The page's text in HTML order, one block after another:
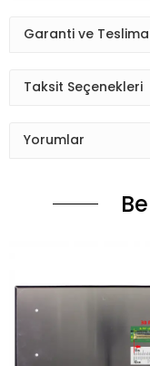
Garanti ve
Taksit Seçenekleri
Yorumlar